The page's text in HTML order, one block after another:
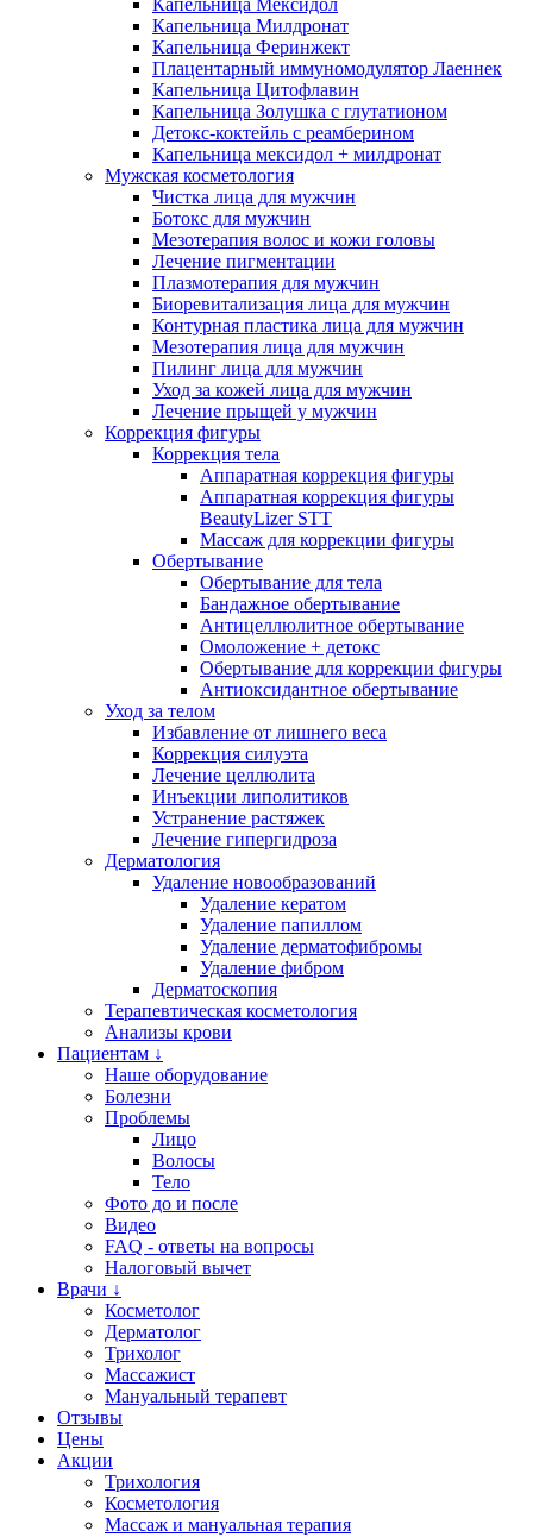
Капельница Мексидол
Капельница Милдронат
Капельница Феринжект
Плацентарный иммуномодулятор Лаеннек
Капельница Цитофлавин
Капельница Золушка с глутатионом
Детокс-коктейль с реамберином
Капельница мексидол + милдронат
Мужская косметология
Чистка лица для мужчин
Ботокс для мужчин
Мезотерапия волос и кожи головы
Лечение пигментации
Плазмотерапия для мужчин
Биоревитализация лица для мужчин
Контурная пластика лица для мужчин
Мезотерапия лица для мужчин
Пилинг лица для мужчин
Уход за кожей лица для мужчин
Лечение прыщей у мужчин
Коррекция фигуры
Коррекция тела
Аппаратная коррекция фигуры
Аппаратная коррекция фигуры
BeautyLizer STT
Массаж для коррекции фигуры
Обертывание
Обертывание для тела
Бандажное обертывание
Антицеллюлитное обертывание
Омоложение + детокс
Обертывание для коррекции фигуры
Антиоксидантное обертывание
Уход за телом
Избавление от лишнего веса
Коррекция силуэта
Лечение целлюлита
Инъекции липолитиков
Устранение растяжек
Лечение гипергидроза
Дерматология
Удаление новообразований
Удаление кератом
Удаление папиллом
Удаление дерматофибромы
Удаление фибром
Дерматоскопия
Терапевтическая косметология
Анализы крови
Пациентам ↓
Наше оборудование
Болезни
Проблемы
Лицо
Волосы
Тело
Фото до и после
Видео
FAQ - ответы на вопросы
Налоговый вычет
Врачи ↓
Косметолог
Дерматолог
Трихолог
Массажист
Мануальный терапевт
Отзывы
Цены
Акции
Трихология
Косметология
Массаж и мануальная терапия